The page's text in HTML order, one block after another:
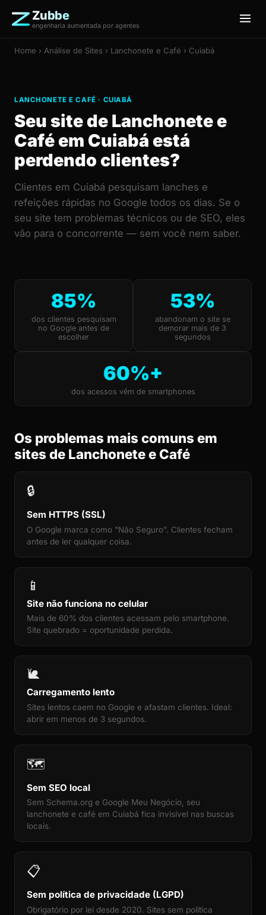
Zubbe
engenharia aumentada por agentes
Home › Análise de Sites › Lanchonete e Café › Cuiabá
LANCHONETE E CAFÉ · CUIABÁ
Seu site de Lanchonete e
Café em Cuiabá está
perdendo clientes?
Clientes em Cuiabá pesquisam lanches e
refeições rápidas no Google todos os dias. Se o
seu site tem problemas técnicos ou de SEO, eles
vão para o concorrente — sem você nem saber.
85%
dos clientes pesquisam
no Google antes de
escolher
53%
abandonam o site se
demorar mais de 3
segundos
60%+
dos acessos vêm de smartphones
Os problemas mais comuns em
sites de Lanchonete e Café
🔒
Sem HTTPS (SSL)
O Google marca como "Não Seguro". Clientes fecham
antes de ler qualquer coisa.
📱
Site não funciona no celular
Mais de 60% dos clientes acessam pelo smartphone.
Site quebrado = oportunidade perdida.
🐌
Carregamento lento
Sites lentos caem no Google e afastam clientes. Ideal:
abrir em menos de 3 segundos.
🗺️
Sem SEO local
Sem Schema.org e Google Meu Negócio, seu
lanchonete e café em Cuiabá fica invisível nas buscas
locais.
📋
Sem política de privacidade (LGPD)
Obrigatório por lei desde 2020. Sites sem política